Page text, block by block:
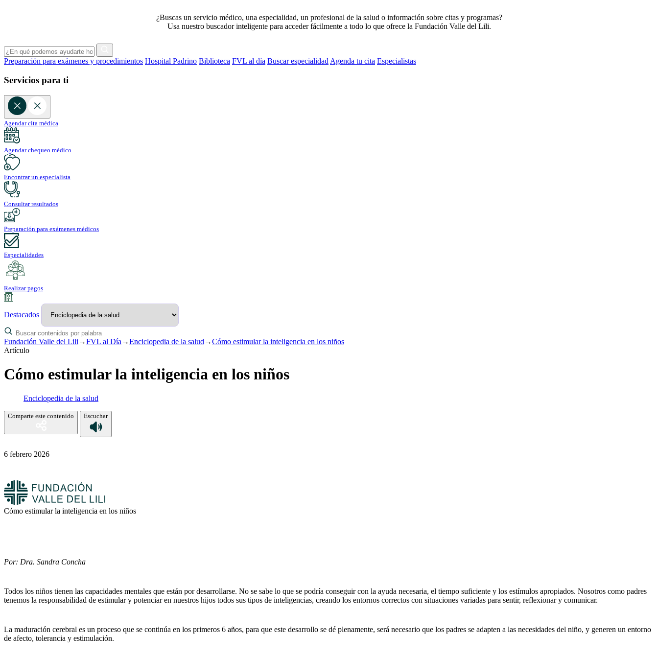
¿Buscas un servicio médico, una especialidad, un profesional de la salud o información sobre citas y programas?
Usa nuestro buscador inteligente para acceder fácilmente a todo lo que ofrece la Fundación Valle del Lili.
Preparación para exámenes y procedimientos Hospital Padrino Biblioteca FVL al día Buscar especialidad Agenda tu cita Especialistas
Servicios para ti
Agendar cita médica
Agendar chequeo médico
Encontrar un especialista
Consultar resultados
Preparación para exámenes médicos
Especialidades
Realizar pagos
Destacados
Fundación Valle del Lili →FVL al Día →Enciclopedia de la salud →Cómo estimular la inteligencia en los niños
Artículo
Cómo estimular la inteligencia en los niños
Enciclopedia de la salud
Comparte este contenido Escuchar
6 febrero 2026
Cómo estimular la inteligencia en los niños
Por: Dra. Sandra Concha
Todos los niños tienen las capacidades mentales que están por desarrollarse. No se sabe lo que se podría conseguir con la ayuda necesaria, el tiempo suficiente y los estímulos apropiados. Nosotros como padres
tenemos la responsabilidad de estimular y potenciar en nuestros hijos todos sus tipos de inteligencias, creando los entornos correctos con situaciones variadas para sentir, reflexionar y comunicar.
La maduración cerebral es un proceso que se continúa en los primeros 6 años, para que este desarrollo se dé plenamente, será necesario que los padres se adapten a las necesidades del niño, y generen un entorno
de afecto, tolerancia y estimulación.